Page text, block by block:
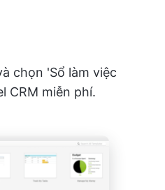
chọn 'Sổ làm việc
CRM miễn phí.